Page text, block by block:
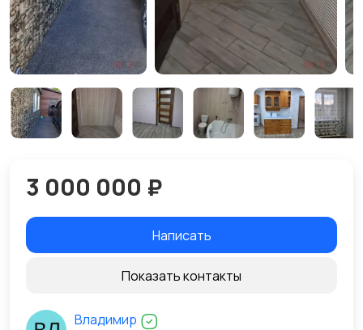
3 000 000 ₽
Написать
Показать контакты
Владимир